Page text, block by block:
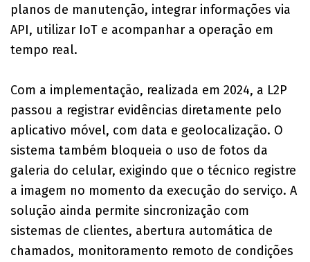
planos de manutenção, integrar informações via
API, utilizar IoT e acompanhar a operação em
tempo real.
Com a implementação, realizada em 2024, a L2P
passou a registrar evidências diretamente pelo
aplicativo móvel, com data e geolocalização. O
sistema também bloqueia o uso de fotos da
galeria do celular, exigindo que o técnico registre
a imagem no momento da execução do serviço. A
solução ainda permite sincronização com
sistemas de clientes, abertura automática de
chamados, monitoramento remoto de condições